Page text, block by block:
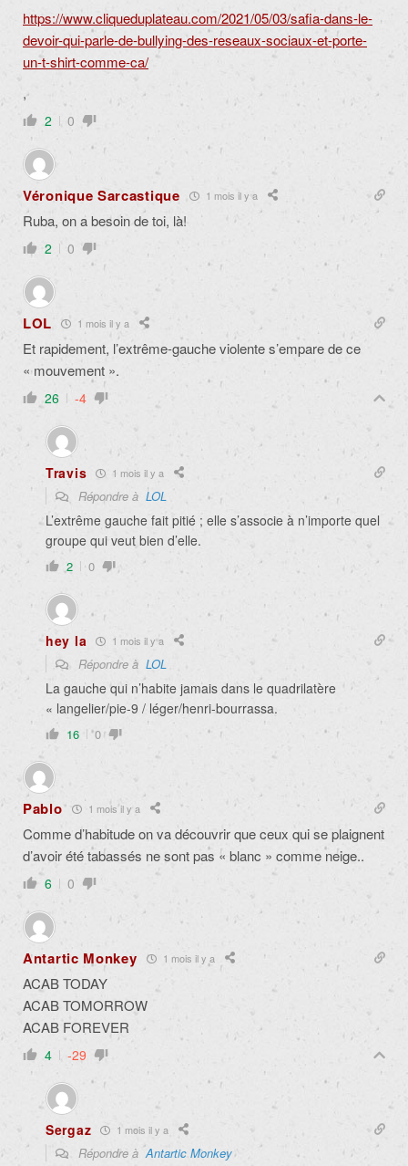
https://www.cliqueduplateau.com/2021/05/03/safia-dans-le-
devoir-qui-parle-de-bullying-des-reseaux-sociaux-et-porte-
un-t-shirt-comme-ca/
,
2 0
Véronique Sarcastique 1 mois il y a
Ruba, on a besoin de toi, là!
2 0
LOL 1 mois il y a
Et rapidement, l’extrême-gauche violente s’empare de ce
« mouvement ».
26 -4
Travis 1 mois il y a
Répondre à LOL
L’extrême gauche fait pitié ; elle s’associe à n’importe quel
groupe qui veut bien d’elle.
2 0
hey la 1 mois il y a
Répondre à LOL
La gauche qui n’habite jamais dans le quadrilatère
« langelier/pie-9 / léger/henri-bourrassa.
16 0
Pablo 1 mois il y a
Comme d’habitude on va découvrir que ceux qui se plaignent
d’avoir été tabassés ne sont pas « blanc » comme neige..
6 0
Antartic Monkey 1 mois il y a
ACAB TODAY
ACAB TOMORROW
ACAB FOREVER
4 -29
Sergaz 1 mois il y a
Répondre àAntartic Monkey